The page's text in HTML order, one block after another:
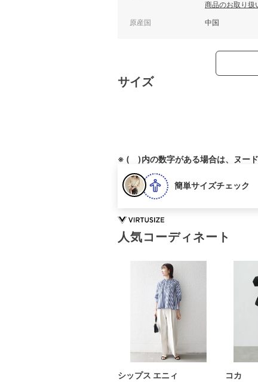
商品のお取り扱
原産国 中国
サイズ
※ ( )内の数字がある場合は、ヌード
簡単サイズチェック
人気コーディネート
シップス エニィ コカ